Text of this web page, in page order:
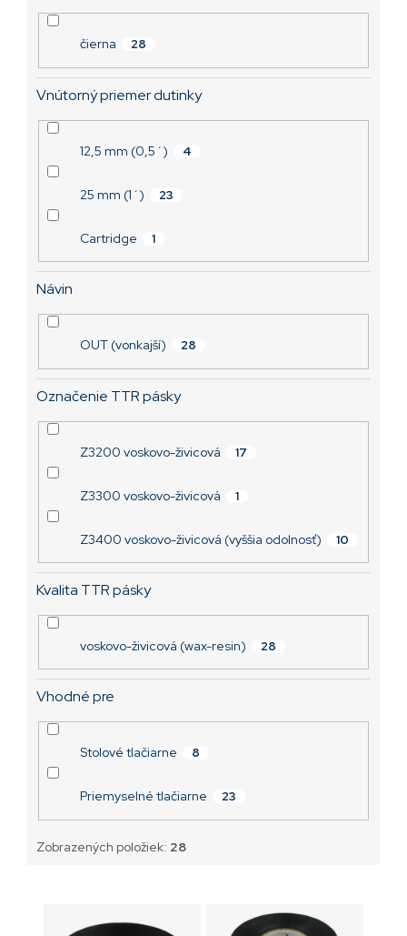
čierna 28
Vnútorný priemer dutinky
12,5 mm (0,5´) 4
25 mm (1´) 23
Cartridge 1
Návin
OUT (vonkajší) 28
Označenie TTR pásky
Z3200 voskovo-živicová 17
Z3300 voskovo-živicová 1
Z3400 voskovo-živicová (vyššia odolnosť) 10
Kvalita TTR pásky
voskovo-živicová (wax-resin) 28
Vhodné pre
Stolové tlačiarne 8
Priemyselné tlačiarne 23
Zobrazených položiek: 28